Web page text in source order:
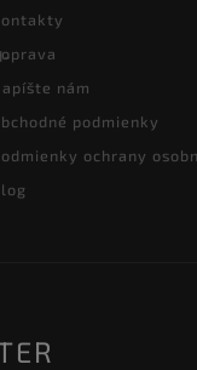
nám
podmienky
ochrany